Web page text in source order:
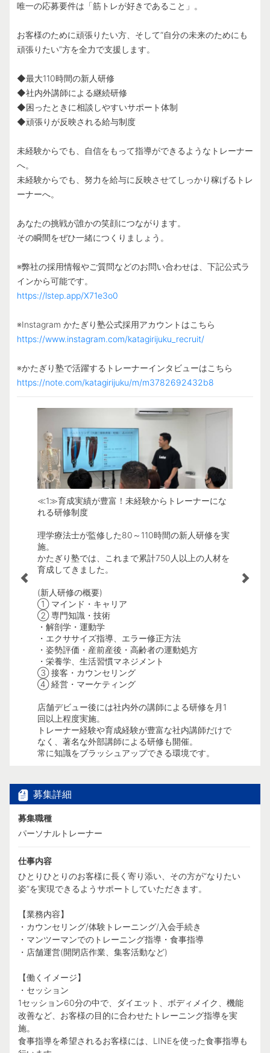
唯一の応募要件は「筋トレが好きであること」。
お客様のために頑張りたい方、そして“自分の未来のためにも
頑張りたい”方を全力で支援します。
◆最大110時間の新人研修
◆社内外講師による継続研修
◆困ったときに相談しやすいサポート体制
◆頑張りが反映される給与制度
未経験からでも、自信をもって指導ができるようなトレーナー
へ。
未経験からでも、努力を給与に反映させてしっかり稼げるトレ
ーナーへ。
あなたの挑戦が誰かの笑顔につながります。
その瞬間をぜひ一緒につくりましょう。
※弊社の採用情報やご質問などのお問い合わせは、下記公式ラ
https://lstep.app/X71e3o0
https://www.instagram.com/katagirijuku_recruit/
https://note.com/katagirijuku/m/m3782692432b8
4月時
≪1≫育成実績が豊富！未経験からトレーナーにな
れる研修制度
理学療法士が監修した80～110時間の新人研修を実
施。
かたぎり塾では、これまで累計750人以上の人材を
育成してきました。
(新人研修の概要)
① マインド・キャリア
② 専門知識・技術
・解剖学・運動学
・エクササイズ指導、エラー修正方法
・姿勢評価・産前産後・高齢者の運動処方
・栄養学、生活習慣マネジメント
③ 接客・カウンセリング
④ 経営・マーケティング
店舗デビュー後には社内外の講師による研修を月1
回以上程度実施。
トレーナー経験や育成経験が豊富な社内講師だけで
なく、著名な外部講師による研修も開催。
常に知識をブラッシュアップできる環境です。
①セッ
募集詳細
募集職種
パーソナルトレーナー
仕事内容
ひとりひとりのお客様に長く寄り添い、その方が“なりたい
姿”を実現できるようサポートしていただきます。
【業務内容】
・カウンセリング/体験トレーニング/入会手続き
・マンツーマンでのトレーニング指導・食事指導
・店舗運営(開閉店作業、集客活動など)
【働くイメージ】
・セッション
1セッション60分の中で、ダイエット、ボディメイク、機能
改善など、お客様の目的に合わせたトレーニング指導を実
施。
食事指導を希望されるお客様には、LINEを使った食事指導も